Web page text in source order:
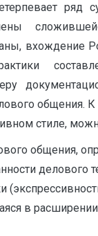
ряд
вхождение
стиле,
общения,
делового
в